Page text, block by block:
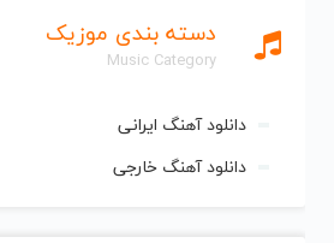
دسته بندی موزیک
Music Category
دانلود آهنگ ایرانی
دانلود آهنگ خارجی